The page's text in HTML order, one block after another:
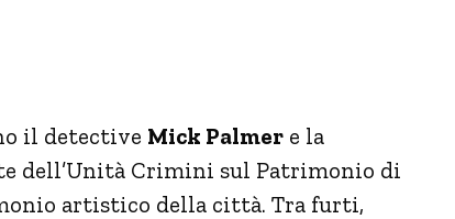
il detective Mick Palmer e la
dell’Unità Crimini sul Patrimonio di
artistico della città. Tra furti,